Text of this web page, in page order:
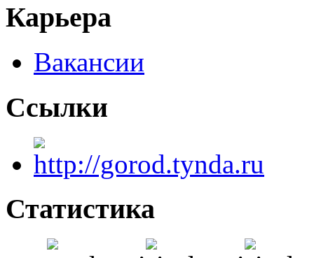
Карьера
Вакансии
Ссылки
Статистика